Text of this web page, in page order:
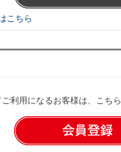
こちら
利用になるお客様は、こち